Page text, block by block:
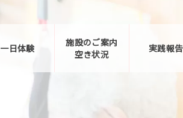
一日体験
施設のご案内
空き状況
実践報告